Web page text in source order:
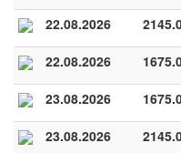
22.08.2026
22.08.2026
23.08.2026
23.08.2026